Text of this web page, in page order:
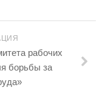
рабочих
борьбы за